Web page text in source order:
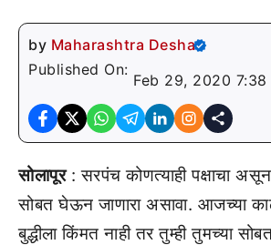
by Maharashtra Desha
Published On:
Feb 29, 2020 7:38
सोलापूर: सरपंच कोणत्याही पक्षाचा असून
सोबत घेऊन जाणारा असावा. आजच्या
बुद्धीला किंमत नाही तर तुम्ही तुमच्या